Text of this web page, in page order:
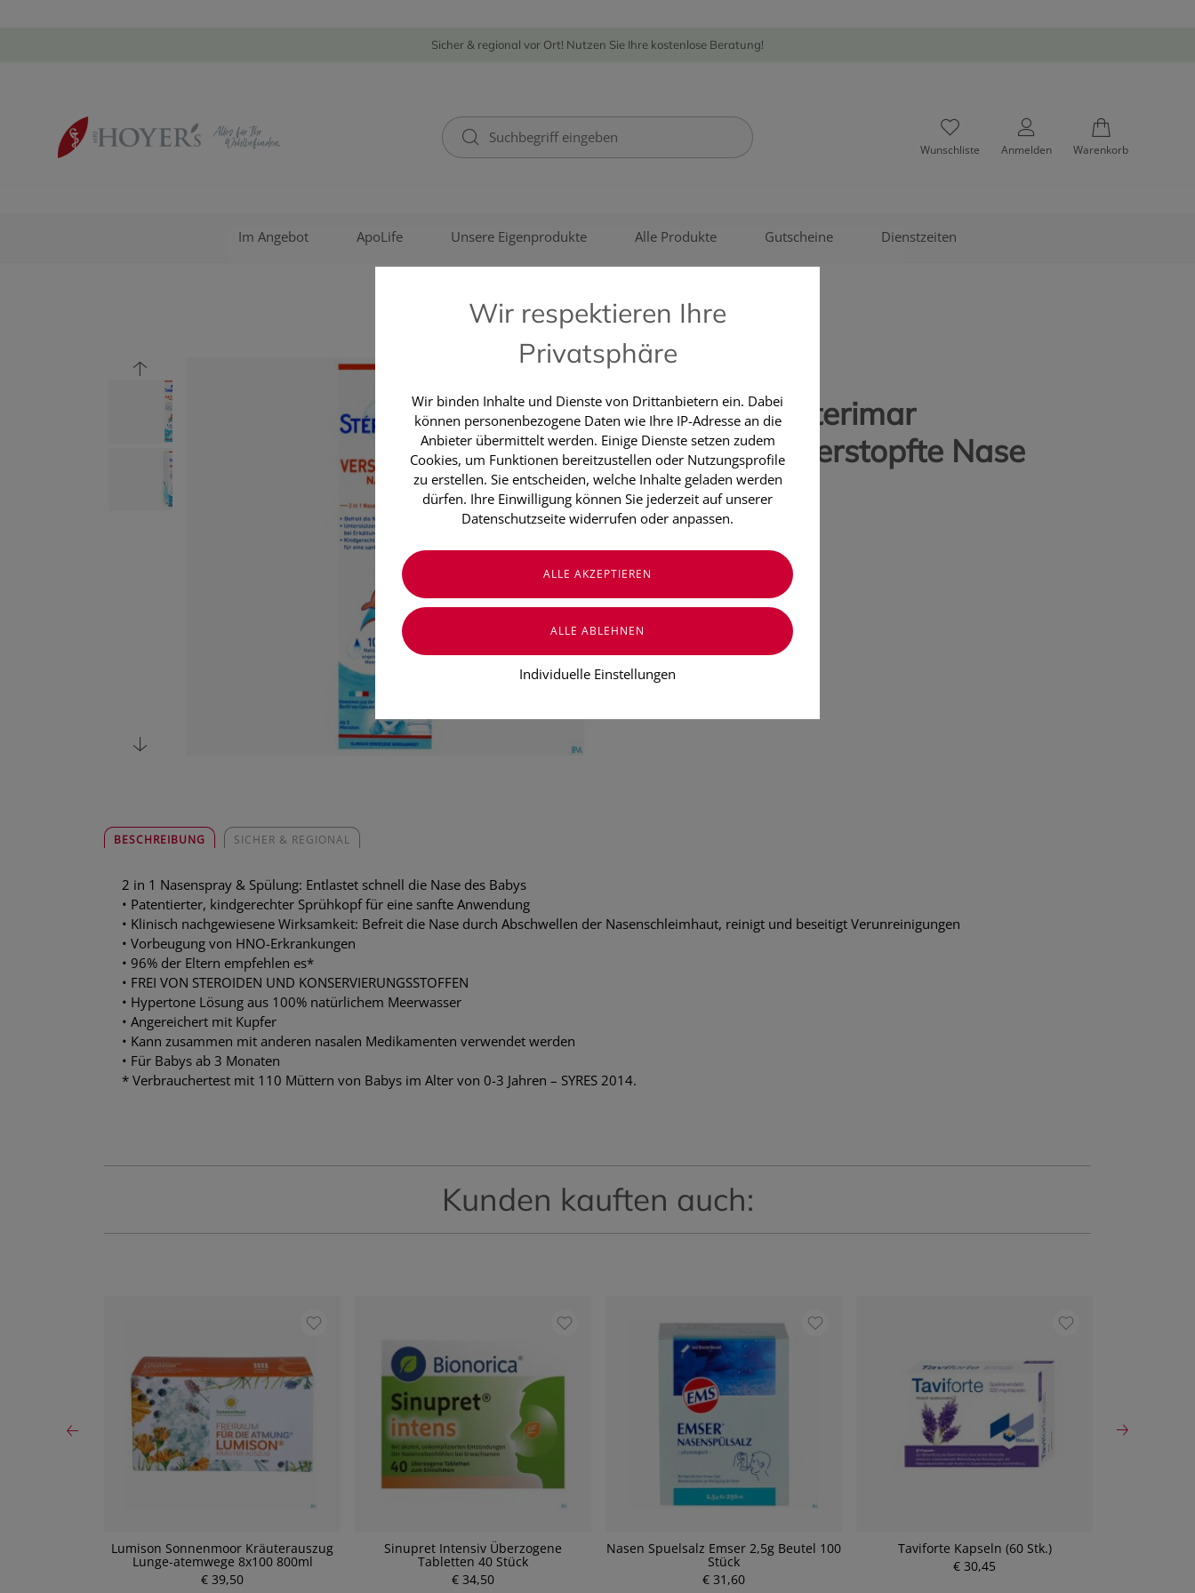
Sicher & regional vor Ort! Nutzen Sie Ihre kostenlose Beratung!
Wunschliste Anmelden Warenkorb
Im Angebot ApoLife Unsere Eigenprodukte Alle Produkte Gutscheine Dienstzeiten
AGENTUR SOCK OG
Nasenspray Sterimar
Meerwasser Verstopfte Nase
Baby 50ml
€ 8,00
€ 16,00
Preis inkl. MwSt.
BESCHREIBUNG SICHER & REGIONAL
2 in 1 Nasenspray & Spülung: Entlastet schnell die Nase des Babys
• Patentierter, kindgerechter Sprühkopf für eine sanfte Anwendung
• Klinisch nachgewiesene Wirksamkeit: Befreit die Nase durch Abschwellen der Nasenschleimhaut, reinigt und beseitigt Verunreinigungen
• Vorbeugung von HNO-Erkrankungen
• 96% der Eltern empfehlen es*
• FREI VON STEROIDEN UND KONSERVIERUNGSSTOFFEN
• Hypertone Lösung aus 100% natürlichem Meerwasser
• Angereichert mit Kupfer
• Kann zusammen mit anderen nasalen Medikamenten verwendet werden
• Für Babys ab 3 Monaten
* Verbrauchertest mit 110 Müttern von Babys im Alter von 0-3 Jahren – SYRES 2014.
Kunden kauften auch:
Lumison Sonnenmoor Kräuterauszug
Lunge-atemwege 8x100 800ml
€ 39,50
Sinupret Intensiv Überzogene
Tabletten 40 Stück
€ 34,50
Nasen Spuelsalz Emser 2,5g Beutel 100
Stück
€ 31,60
Taviforte Kapseln (60 Stk.)
€ 30,45
P
r P P
Wir respektieren Ihre
Privatsphäre
Wir binden Inhalte und Dienste von Drittanbietern ein. Dabei
können personenbezogene Daten wie Ihre IP-Adresse an die
Anbieter übermittelt werden. Einige Dienste setzen zudem
Cookies, um Funktionen bereitzustellen oder Nutzungsprofile
zu erstellen. Sie entscheiden, welche Inhalte geladen werden
dürfen. Ihre Einwilligung können Sie jederzeit auf unserer
Datenschutzseite widerrufen oder anpassen.
Individuelle Einstellungen